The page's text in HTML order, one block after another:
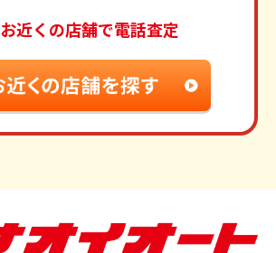
お近くの店舗で電話査定